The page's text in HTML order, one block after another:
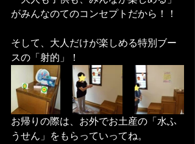
がみんなのてのコンセプトだから！！
そして、大人だけが楽しめる特別ブー
スの「射的」！
お帰りの際は、お外でお土産の「水ふ
うせん」をもらっていってね。